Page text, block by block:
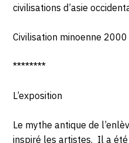
civilisations d’asie
Civilisation minoenne
********
L’exposition
Le mythe antique de
inspiré les artistes. Il a